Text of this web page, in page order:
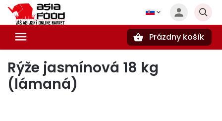
Prázdny košík
Rýže jasmínová 18 kg
(lámaná)